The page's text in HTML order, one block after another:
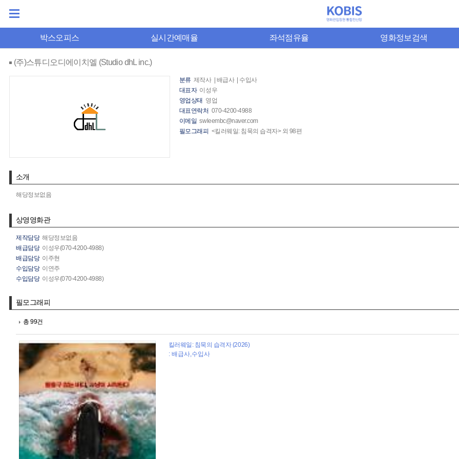
박스오피스 실시간예매율 좌석점유율 영화정보검색
(주)스튜디오디에이치엘 (Studio dhL inc.)
분류 제작사 | 배급사 | 수입사
대표자 이성우
영업상태 영업
대표연락처 070-4200-4988
이메일 swleembc@naver.com
필모그래피 <킬러웨일: 침묵의 습격자> 외 98편
소개
해당정보없음
상영영화관
제작담당 해당정보없음
배급담당 이성우(070-4200-4988)
배급담당 이주현
수입담당 이연주
수입담당 이성우(070-4200-4988)
필모그래피
총 99건
킬러웨일: 침묵의 습격자 (2026)
: 배급사,수입사